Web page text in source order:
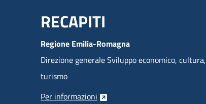
Menu Footer
RECAPITI
Regione Emilia-Romagna
Direzione generale Sviluppo economico, cultura,
turismo
Per informazioni